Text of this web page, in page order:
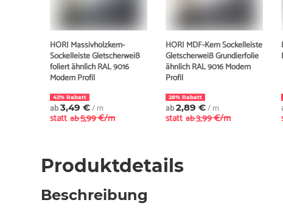
HORI Massivholzkern-
Sockelleiste Gletscherweiß
foliert ähnlich RAL 9016
Modern Profil
42% Rabatt
ab3,49 €/ m
statt ab5,99 €/m
HORI MDF-Kern Sockelleiste
Gletscherweiß Grundierfolie
ähnlich RAL 9016 Modern
Profil
28% Rabatt
ab2,89 €/ m
statt ab3,99 €/m
Produktdetails
Beschreibung